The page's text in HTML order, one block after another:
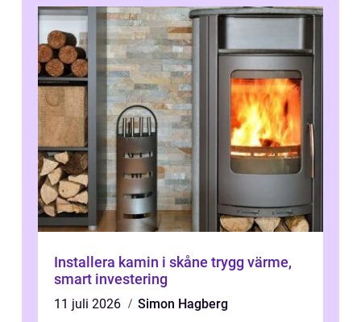
Installera kamin i skåne trygg värme,
smart investering
11 juli 2026 Simon Hagberg